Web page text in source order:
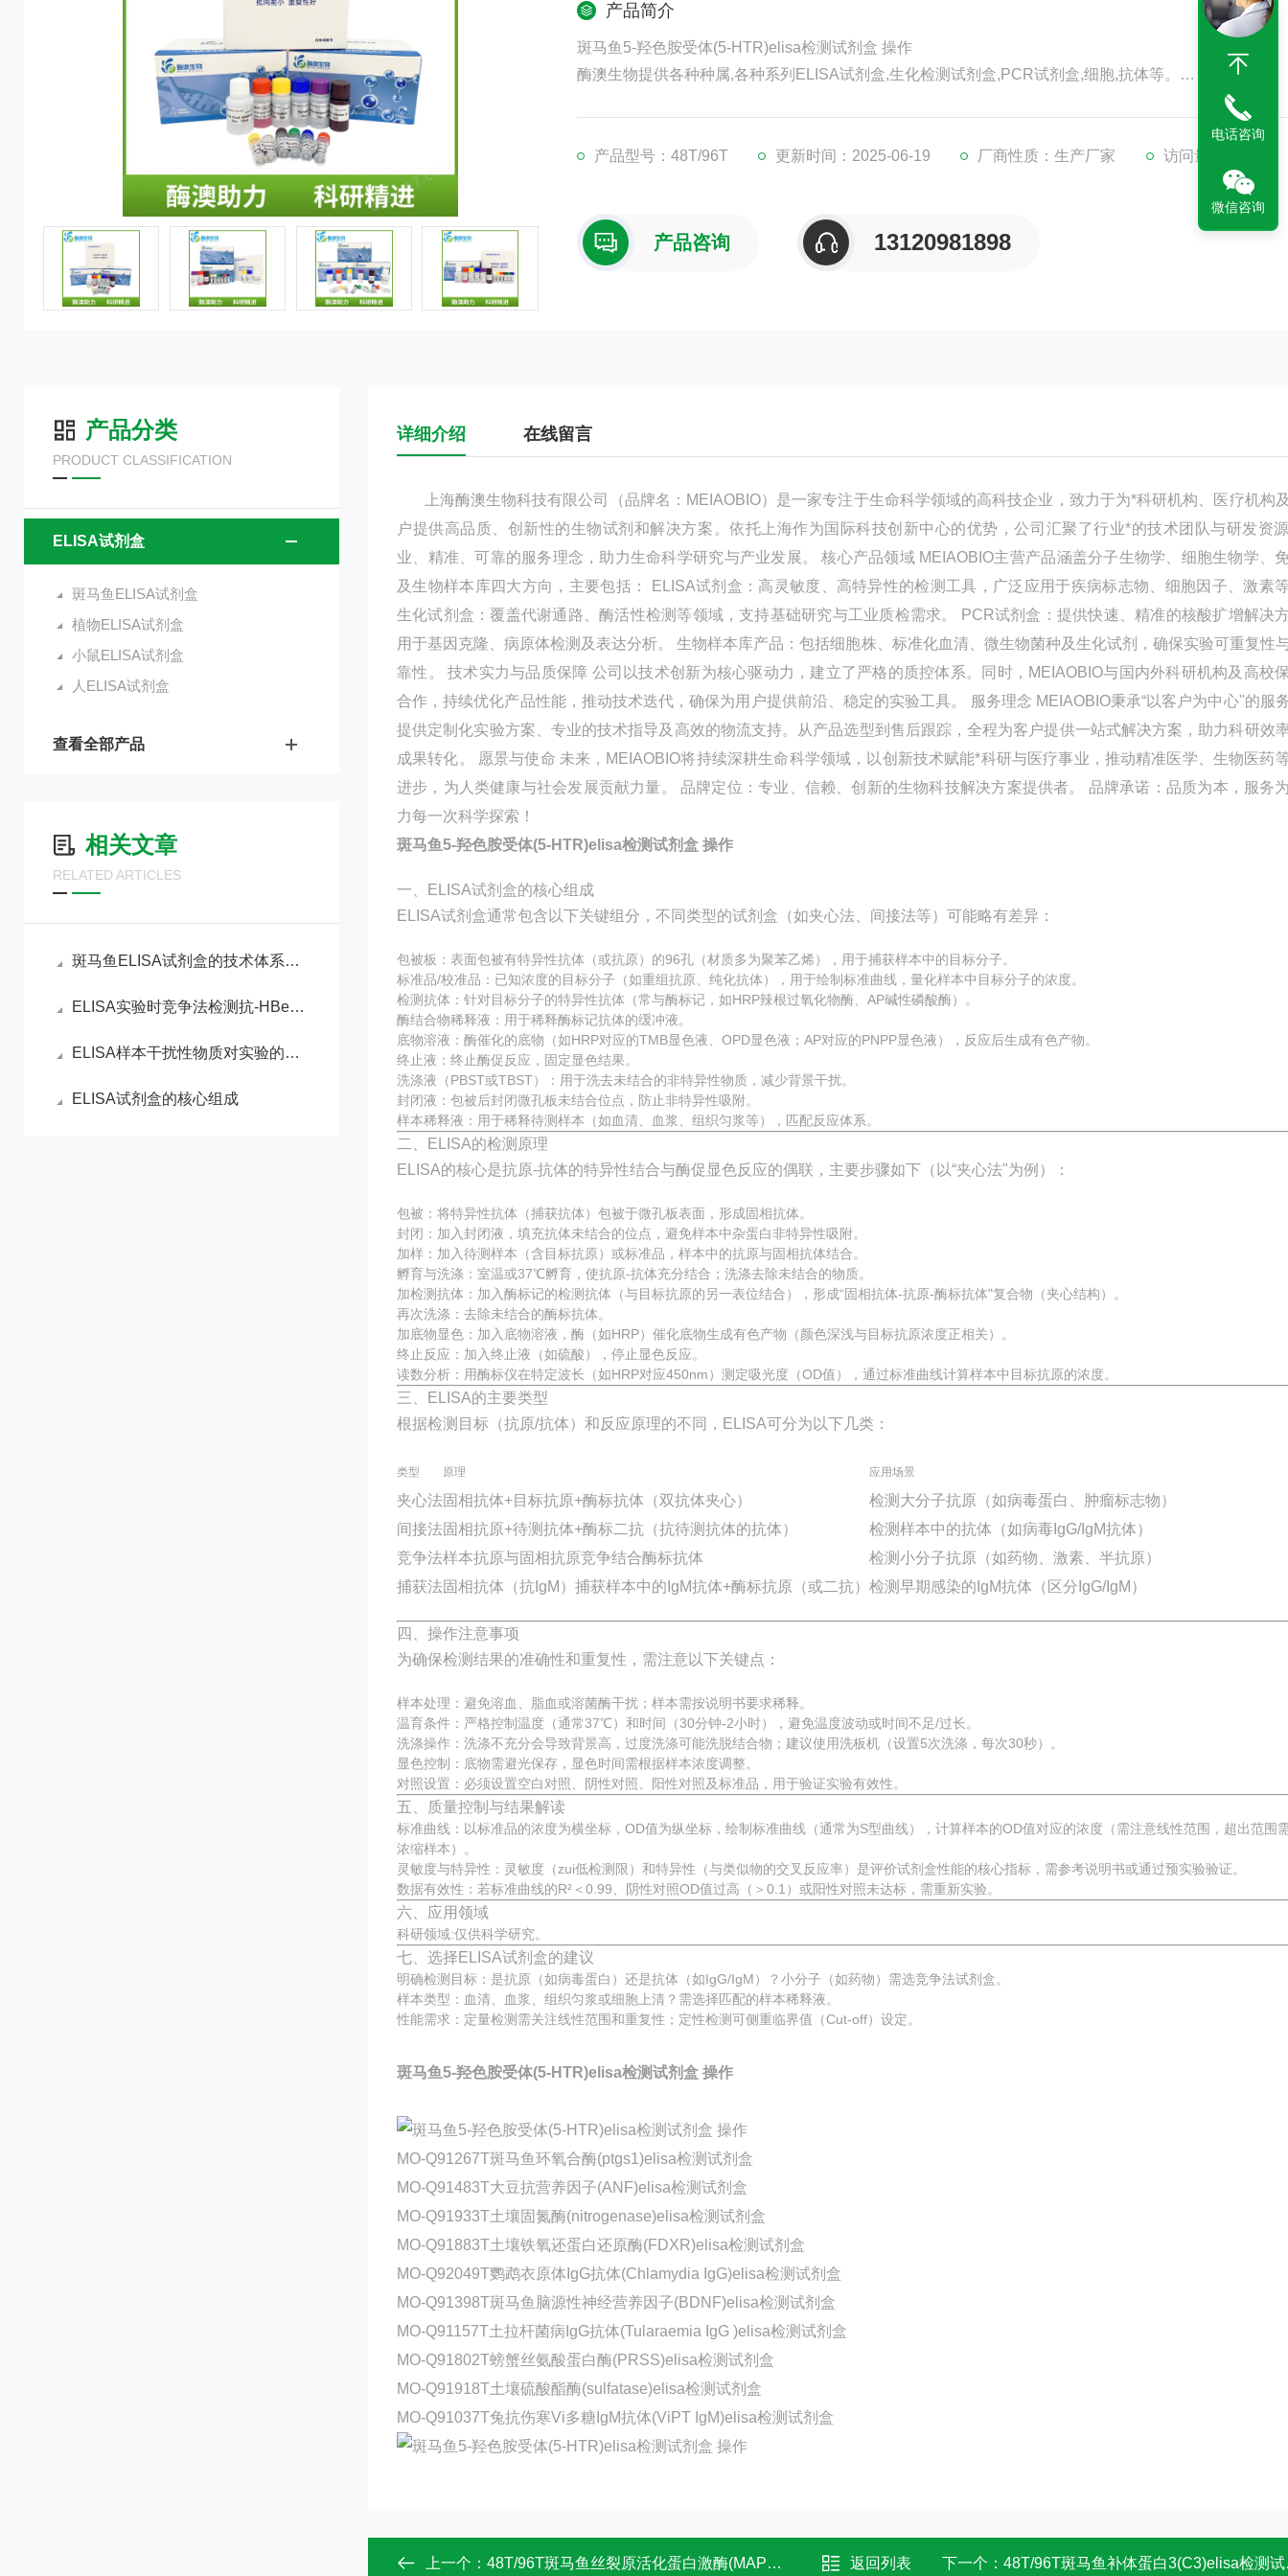
产品简介
斑马鱼5-羟色胺受体(5-HTR)elisa检测试剂盒 操作
酶澳生物提供各种种属,各种系列ELISA试剂盒,生化检测试剂盒,PCR试剂盒,细胞,抗体等。
产品型号：48T/96T
更新时间：2025-06-19 厂商性质：生产厂家 访问量：207
产品咨询 13120981898
产品分类
PRODUCT CLASSIFICATION
ELISA试剂盒
斑马鱼ELISA试剂盒
植物ELISA试剂盒
小鼠ELISA试剂盒
人ELISA试剂盒
查看全部产品
相关文章
RELATED ARTICLES
斑马鱼ELISA试剂盒的技术体系与实验全流程管控
ELISA实验时竞争法检测抗-HBe实验原理
ELISA样本干扰性物质对实验的影响分析
ELISA试剂盒的核心组成
详细介绍 在线留言
上海酶澳生物科技有限公司（品牌名：MEIAOBIO）是一家专注于生命科学领域的高科技企业，致力于为*科研机构、医疗机构
户提供高品质、创新性的生物试剂和解决方案。依托上海作为国际科技创新中心的优势，公司汇聚了行业*的技术团队与研发资
业、精准、可靠的服务理念，助力生命科学研究与产业发展。 核心产品领域 MEIAOBIO主营产品涵盖分子生物学、细胞生物学、
及生物样本库四大方向，主要包括： ELISA试剂盒：高灵敏度、高特异性的检测工具，广泛应用于疾病标志物、细胞因子、激素
生化试剂盒：覆盖代谢通路、酶活性检测等领域，支持基础研究与工业质检需求。 PCR试剂盒：提供快速、精准的核酸扩增解决
用于基因克隆、病原体检测及表达分析。 生物样本库产品：包括细胞株、标准化血清、微生物菌种及生化试剂，确保实验可重复性
靠性。 技术实力与品质保障 公司以技术创新为核心驱动力，建立了严格的质控体系。同时，MEIAOBIO与国内外科研机构及高校
合作，持续优化产品性能，推动技术迭代，确保为用户提供前沿、稳定的实验工具。 服务理念 MEIAOBIO秉承“以客户为中心"的服
提供定制化实验方案、专业的技术指导及高效的物流支持。从产品选型到售后跟踪，全程为客户提供一站式解决方案，助力科研效
成果转化。 愿景与使命 未来，MEIAOBIO将持续深耕生命科学领域，以创新技术赋能*科研与医疗事业，推动精准医学、生物医药
进步，为人类健康与社会发展贡献力量。 品牌定位：专业、信赖、创新的生物科技解决方案提供者。 品牌承诺：品质为本，服务
力每一次科学探索！
斑马鱼5-羟色胺受体(5-HTR)elisa检测试剂盒 操作
一、ELISA试剂盒的核心组成
ELISA试剂盒通常包含以下关键组分，不同类型的试剂盒（如夹心法、间接法等）可能略有差异：
包被板：表面包被有特异性抗体（或抗原）的96孔（材质多为聚苯乙烯），用于捕获样本中的目标分子。
标准品/校准品：已知浓度的目标分子（如重组抗原、纯化抗体），用于绘制标准曲线，量化样本中目标分子的浓度。
检测抗体：针对目标分子的特异性抗体（常与酶标记，如HRP辣根过氧化物酶、AP碱性磷酸酶）。
酶结合物稀释液：用于稀释酶标记抗体的缓冲液。
底物溶液：酶催化的底物（如HRP对应的TMB显色液、OPD显色液；AP对应的PNPP显色液），反应后生成有色产物。
终止液：终止酶促反应，固定显色结果。
洗涤液（PBST或TBST）：用于洗去未结合的非特异性物质，减少背景干扰。
封闭液：包被后封闭微孔板未结合位点，防止非特异性吸附。
样本稀释液：用于稀释待测样本（如血清、血浆、组织匀浆等），匹配反应体系。
二、ELISA的检测原理
ELISA的核心是抗原-抗体的特异性结合与酶促显色反应的偶联，主要步骤如下（以“夹心法"为例）：
包被：将特异性抗体（捕获抗体）包被于微孔板表面，形成固相抗体。
封闭：加入封闭液，填充抗体未结合的位点，避免样本中杂蛋白非特异性吸附。
加样：加入待测样本（含目标抗原）或标准品，样本中的抗原与固相抗体结合。
孵育与洗涤：室温或37℃孵育，使抗原-抗体充分结合；洗涤去除未结合的物质。
加检测抗体：加入酶标记的检测抗体（与目标抗原的另一表位结合），形成“固相抗体-抗原-酶标抗体"复合物（夹心结构）。
再次洗涤：去除未结合的酶标抗体。
加底物显色：加入底物溶液，酶（如HRP）催化底物生成有色产物（颜色深浅与目标抗原浓度正相关）。
终止反应：加入终止液（如硫酸），停止显色反应。
读数分析：用酶标仪在特定波长（如HRP对应450nm）测定吸光度（OD值），通过标准曲线计算样本中目标抗原的浓度。
三、ELISA的主要类型
根据检测目标（抗原/抗体）和反应原理的不同，ELISA可分为以下几类：
类型 原理 应用场景
夹心法固相抗体+目标抗原+酶标抗体（双抗体夹心）
检测大分子抗原（如病毒蛋白、肿瘤标志物）
间接法固相抗原+待测抗体+酶标二抗（抗待测抗体的抗体）
检测样本中的抗体（如病毒IgG/IgM抗体）
竞争法样本抗原与固相抗原竞争结合酶标抗体
检测小分子抗原（如药物、激素、半抗原）
捕获法固相抗体（抗IgM）捕获样本中的IgM抗体+酶标抗原（或二抗） 检测早期感染的IgM抗体（区分IgG/IgM）
四、操作注意事项
为确保检测结果的准确性和重复性，需注意以下关键点：
样本处理：避免溶血、脂血或溶菌酶干扰；样本需按说明书要求稀释。
温育条件：严格控制温度（通常37℃）和时间（30分钟-2小时），避免温度波动或时间不足/过长。
洗涤操作：洗涤不充分会导致背景高，过度洗涤可能洗脱结合物；建议使用洗板机（设置5次洗涤，每次30秒）。
显色控制：底物需避光保存，显色时间需根据样本浓度调整。
对照设置：必须设置空白对照、阴性对照、阳性对照及标准品，用于验证实验有效性。
五、质量控制与结果解读
标准曲线：以标准品的浓度为横坐标，OD值为纵坐标，绘制标准曲线（通常为S型曲线），计算样本的OD值对应的浓度（需注意线性范围，超出范围
浓缩样本）。
灵敏度与特异性：灵敏度（zui低检测限）和特异性（与类似物的交叉反应率）是评价试剂盒性能的核心指标，需参考说明书或通过预实验验证。
数据有效性：若标准曲线的R²＜0.99、阴性对照OD值过高（＞0.1）或阳性对照未达标，需重新实验。
六、应用领域
科研领域:仅供科学研究。
七、选择ELISA试剂盒的建议
明确检测目标：是抗原（如病毒蛋白）还是抗体（如IgG/IgM）？小分子（如药物）需选竞争法试剂盒。
样本类型：血清、血浆、组织匀浆或细胞上清？需选择匹配的样本稀释液。
性能需求：定量检测需关注线性范围和重复性；定性检测可侧重临界值（Cut-off）设定。
斑马鱼5-羟色胺受体(5-HTR)elisa检测试剂盒 操作
MO-Q91267T斑马鱼环氧合酶(ptgs1)elisa检测试剂盒
MO-Q91483T大豆抗营养因子(ANF)elisa检测试剂盒
MO-Q91933T土壤固氮酶(nitrogenase)elisa检测试剂盒
MO-Q91883T土壤铁氧还蛋白还原酶(FDXR)elisa检测试剂盒
MO-Q92049T鹦鹉衣原体IgG抗体(Chlamydia IgG)elisa检测试剂盒
MO-Q91398T斑马鱼脑源性神经营养因子(BDNF)elisa检测试剂盒
MO-Q91157T土拉杆菌病IgG抗体(Tularaemia IgG )elisa检测试剂盒
MO-Q91802T螃蟹丝氨酸蛋白酶(PRSS)elisa检测试剂盒
MO-Q91918T土壤硫酸酯酶(sulfatase)elisa检测试剂盒
MO-Q91037T兔抗伤寒Vi多糖IgM抗体(ViPT IgM)elisa检测试剂盒
上一个： 48T/96T斑马鱼丝裂原活化蛋白激酶(MAPK)elisa检测试剂盒 操作 返回列表 下一个： 48T/96T斑马鱼补体蛋白3(C3)elisa检测试剂盒 OD值
电话咨询
微信咨询